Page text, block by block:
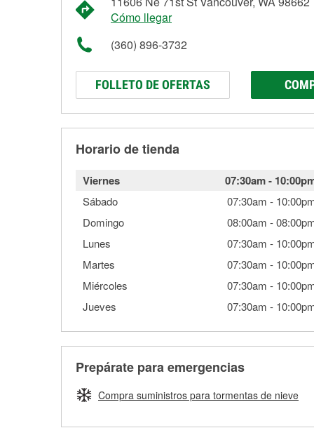
Cómo llegar
(360) 896-3732
FOLLETO DE OFERTAS
Horario de tienda
Viernes 07:30am-
Sábado 07:30am -
Domingo
08:00am -
Lunes
07:30am -
Martes
07:30am -
Miércoles
07:30am -
Jueves
07:30am -
Prepárate para emergencias
Compra suministros para tormentas de nieve